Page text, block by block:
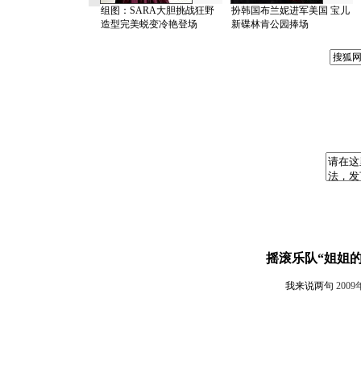
组图：SARA大胆挑战狂野
造型完美蜕变冷艳登场
扮韩国布兰妮进军美国 宝儿
新碟林肯公园捧场
摇滚乐队“姐姐
我来说两句 2009